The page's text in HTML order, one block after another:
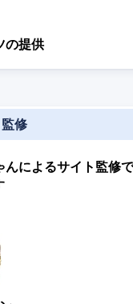
の提供
修
んによるサイト監修